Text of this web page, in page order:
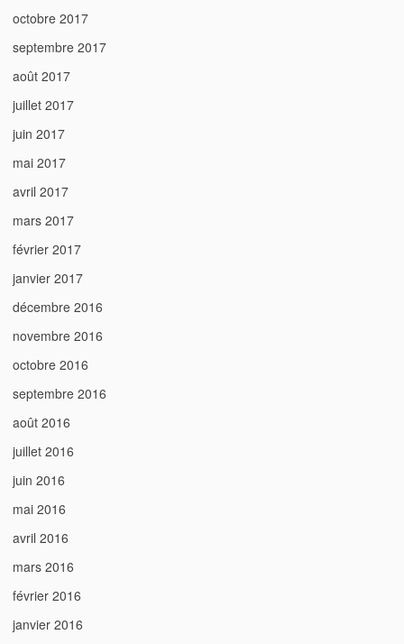
octobre 2017
septembre 2017
août 2017
juillet 2017
juin 2017
mai 2017
avril 2017
mars 2017
février 2017
janvier 2017
décembre 2016
novembre 2016
octobre 2016
septembre 2016
août 2016
juillet 2016
juin 2016
mai 2016
avril 2016
mars 2016
février 2016
janvier 2016